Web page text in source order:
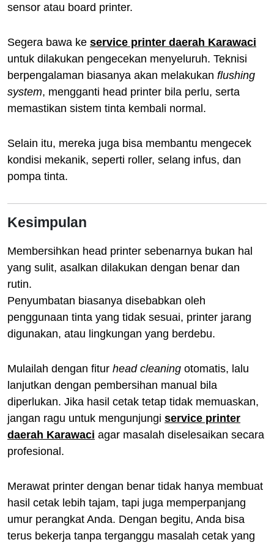
sensor atau board printer.
Segera bawa ke service printer daerah Karawaci
untuk dilakukan pengecekan menyeluruh. Teknisi
berpengalaman biasanya akan melakukan flushing
system, mengganti head printer bila perlu, serta
memastikan sistem tinta kembali normal.
Selain itu, mereka juga bisa membantu mengecek
kondisi mekanik, seperti roller, selang infus, dan
pompa tinta.
Kesimpulan
Membersihkan head printer sebenarnya bukan hal
yang sulit, asalkan dilakukan dengan benar dan
rutin.
Penyumbatan biasanya disebabkan oleh
penggunaan tinta yang tidak sesuai, printer jarang
digunakan, atau lingkungan yang berdebu.
Mulailah dengan fitur head cleaning otomatis, lalu
lanjutkan dengan pembersihan manual bila
diperlukan. Jika hasil cetak tetap tidak memuaskan,
jangan ragu untuk mengunjungi service printer
daerah Karawaci agar masalah diselesaikan secara
profesional.
Merawat printer dengan benar tidak hanya membuat
hasil cetak lebih tajam, tapi juga memperpanjang
umur perangkat Anda. Dengan begitu, Anda bisa
terus bekerja tanpa terganggu masalah cetak yang